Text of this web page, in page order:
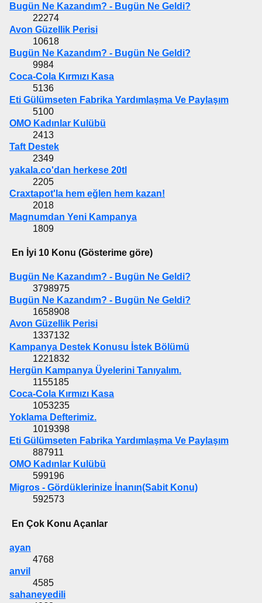
Bugün Ne Kazandım? - Bugün Ne Geldi?
22274
Avon Güzellik Perisi
10618
Bugün Ne Kazandım? - Bugün Ne Geldi?
9984
Coca-Cola Kırmızı Kasa
5136
Eti Gülümseten Fabrika Yardımlaşma Ve Paylaşım
5100
OMO Kadınlar Kulübü
2413
Taft Destek
2349
yakala.co'dan herkese 20tl
2205
Craxtapot'la hem eğlen hem kazan!
2018
Magnumdan Yeni Kampanya
1809
En İyi 10 Konu (Gösterime göre)
Bugün Ne Kazandım? - Bugün Ne Geldi?
3798975
Bugün Ne Kazandım? - Bugün Ne Geldi?
1658908
Avon Güzellik Perisi
1337132
Kampanya Destek Konusu İstek Bölümü
1221832
Hergün Kampanya Üyelerini Tanıyalım.
1155185
Coca-Cola Kırmızı Kasa
1053235
Yoklama Defterimiz.
1019398
Eti Gülümseten Fabrika Yardımlaşma Ve Paylaşım
887911
OMO Kadınlar Kulübü
599196
Migros - Gördüklerinize İnanın(Sabit Konu)
592573
En Çok Konu Açanlar
ayan
4768
anvil
4585
sahaneyedili